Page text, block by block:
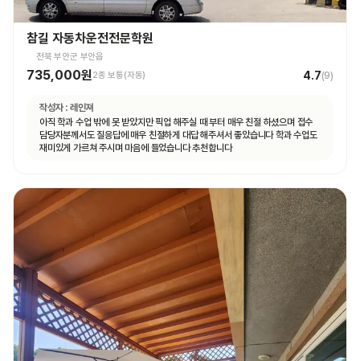
참길 자동차운전전문학원
전북 부안군 부안읍
735,000원2종 보통(자동) 4.7(9)
작성자 : 레인져
아직 학과 수업 밖에 못 받았지만 픽업 해주실 때 부터 매우 친절 하셨으며 접수
담당자분께서도 질응답에 매우 친절하게 대답 해주셔서 좋았습니다 학과 수업도
재미있게 가르쳐 주시며 마음에 들었습니다 추천합니다